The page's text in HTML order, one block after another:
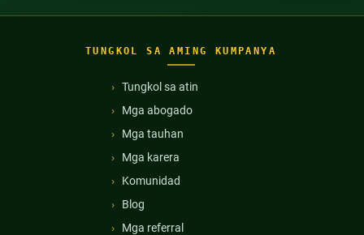
TUNGKOL SA AMING KUMPANYA
Tungkol sa atin
Mga abogado
Mga tauhan
Mga karera
Komunidad
Blog
Mga referral